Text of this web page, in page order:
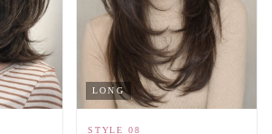
LONG
STYLE 08